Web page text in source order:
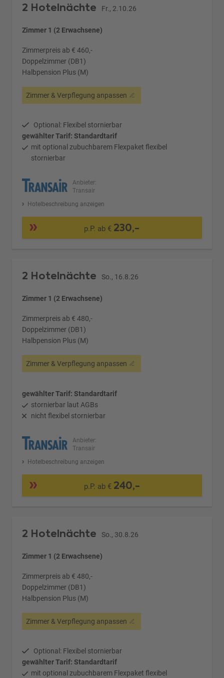
2 Hotelnächte Fr., 2.10.26
Zimmer 1 (2 Erwachsene)
Zimmerpreis ab € 460,-
Doppelzimmer (DB1)
Halbpension Plus (M)
Zimmer & Verpflegung anpassen
Optional: Flexibel stornierbar
gewählter Tarif: Standardtarif
mit optional zubuchbarem Flexpaket flexibel
stornierbar
Anbieter:
Transair
Hotelbeschreibung anzeigen
p.P. ab € 230,-
2 Hotelnächte So., 16.8.26
Zimmer 1 (2 Erwachsene)
Zimmerpreis ab € 480,-
Doppelzimmer (DB1)
Halbpension Plus (M)
Zimmer & Verpflegung anpassen
gewählter Tarif: Standardtarif
stornierbar laut AGBs
nicht flexibel stornierbar
Anbieter:
Transair
Hotelbeschreibung anzeigen
p.P. ab € 240,-
2 Hotelnächte So., 30.8.26
Zimmer 1 (2 Erwachsene)
Zimmerpreis ab € 480,-
Doppelzimmer (DB1)
Halbpension Plus (M)
Zimmer & Verpflegung anpassen
Optional: Flexibel stornierbar
gewählter Tarif: Standardtarif
mit optional zubuchbarem Flexpaket flexibel